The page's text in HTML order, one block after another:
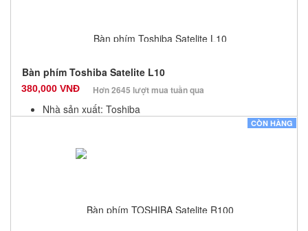
Bàn phím Toshiba Satelite L10
380,000 VNĐ Hơn 2645 lượt mua tuần qua
Nhà sản xuất: Toshiba
Số lượng: 10
CÒN HÀNG